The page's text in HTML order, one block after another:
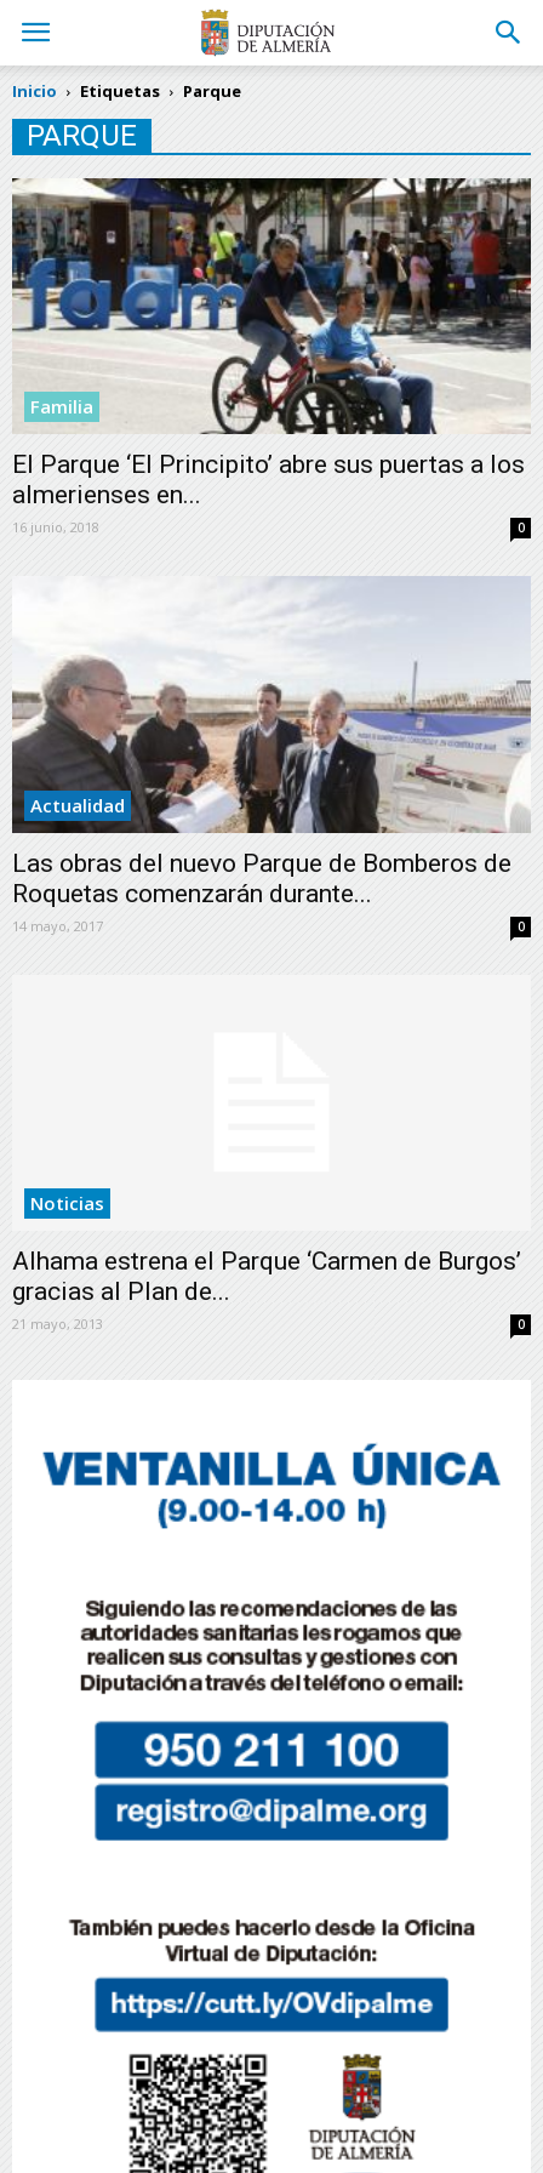
Inicio Etiquetas Parque
PARQUE
Familia
El Parque ‘El Principito’ abre sus puertas a los
almerienses en...
16 junio, 2018 0
Actualidad
Las obras del nuevo Parque de Bomberos de
Roquetas comenzarán durante...
14 mayo, 2017 0
Noticias
Alhama estrena el Parque ‘Carmen de Burgos’
gracias al Plan de...
21 mayo, 2013 0